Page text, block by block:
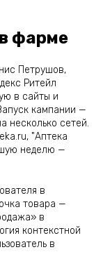
фарме
Петрушов,
Ритейл
в сайты и
кампании —
несколько сетей.
"Аптека
неделю —
в
товара —
в
контекстной
в